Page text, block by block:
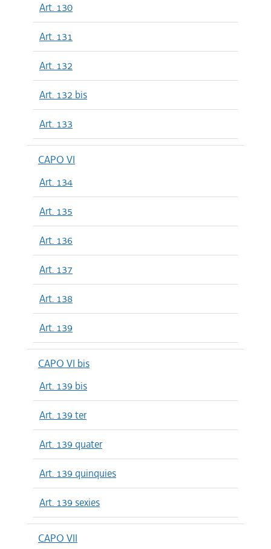
Art. 130
Art. 131
Art. 132
Art. 132 bis
Art. 133
CAPO VI
Art. 134
Art. 135
Art. 136
Art. 137
Art. 138
Art. 139
CAPO VI bis
Art. 139 bis
Art. 139 ter
Art. 139 quater
Art. 139 quinquies
Art. 139 sexies
CAPO VII